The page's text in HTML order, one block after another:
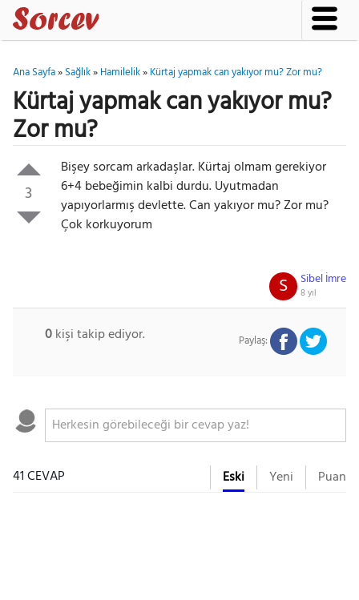
Ana Sayfa»Sağlık»Hamilelik»Kürtaj yapmak can yakıyor mu? Zor mu?
Kürtaj yapmak can yakıyor mu?
Zor mu?
3
Bişey sorcam arkadaşlar. Kürtaj olmam gerekiyor
6+4 bebeğimin kalbi durdu. Uyutmadan
yapıyorlarmış devlette. Can yakıyor mu? Zor mu?
Çok korkuyorum
Sibel İmre
8 yıl
S
0kişi takip ediyor. Paylaş:
41 CEVAP Eski Yeni Puan